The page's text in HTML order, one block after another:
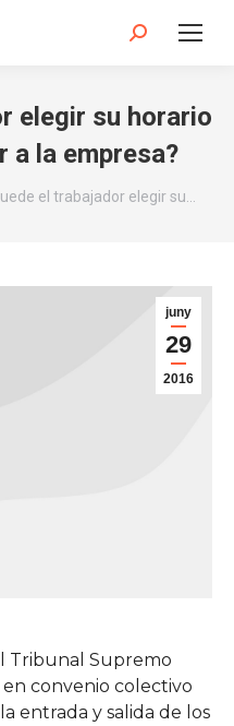
Search:
elegir su horario
a la empresa?
el trabajador elegir su…
juny
29
2016
Tribunal Supremo
convenio colectivo
entrada y salida de los